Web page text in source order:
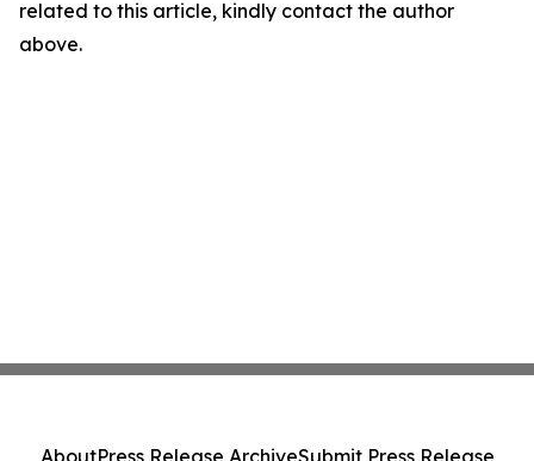
related to this article, kindly contact the author
above.
AboutPress Release ArchiveSubmit Press Release